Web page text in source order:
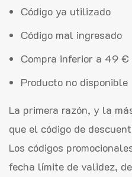
Código ya utilizado
Código mal ingresado
Compra inferior a 49 €
Producto no disponible
La primera razón, y la
que el código de
Los códigos
fecha límite de validez,